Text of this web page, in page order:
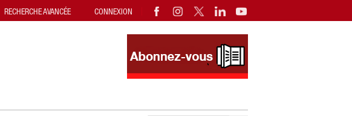
RECHERCHE AVANCÉE CONNEXION